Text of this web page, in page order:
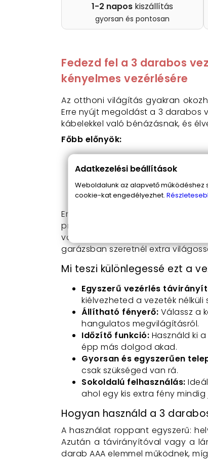
1-2 naposkiszállítás
gyorsan és pontosan
Fedezd fel a 3 darabos
kényelmes vezérlésére
Az otthoni világítás gyakran
Erre nyújt megoldást a 3 darabos
kábelekkel való bénázásnak, és
Főbb előnyök:
Fényerőszabályozási
30 perces időzítő, hogy ne
Egyszerű felszerelés, fúrás és
Engedd, hogy a 3 darabos
problémás helyszínen
vagy használhatod az egyedi
garázsban szeretnél extra
Mi teszi különlegessé ezt a
Egyszerű vezérlés
kiélvezheted a vezeték
Állítható fényerő: Válassz a
hangulatos megvilágításról.
Időzítő funkció: Használd ki
épp más dolgod akad.
Gyorsan és egyszerűen
csak szükséged van rá.
Sokoldalú felhasználás:
ahol egy kis extra fény mindig
Hogyan használd a 3
A használat roppant egyszerű:
Azután a távirányítóval vagy a
darab AAA elemmel működnek,
Adatkezelési beállítások
Weboldalunk az alapvető
cookie-kat engedélyezhet.